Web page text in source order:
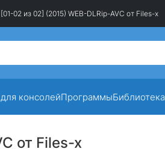
02 из 02] (2015) WEB-DLRip-AVC от Files-x
консолейПрограммыБиблиотека
от Files-x